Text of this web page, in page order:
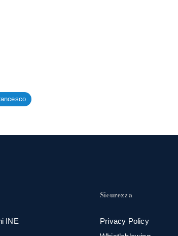
INE
Sicurezza
Privacy Policy